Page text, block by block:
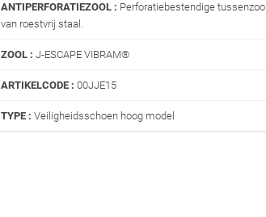
ANTIPERFORATIEZOOL : Perforatiebestendige tussenzool
van roestvrij staal.
ZOOL : J-ESCAPE VIBRAM®
ARTIKELCODE : 00JJE15
TYPE : Veiligheidsschoen hoog model